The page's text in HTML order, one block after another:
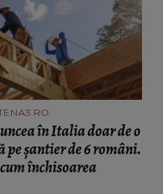
în Italia doar de o
pe şantier de 6 români.
închisoarea